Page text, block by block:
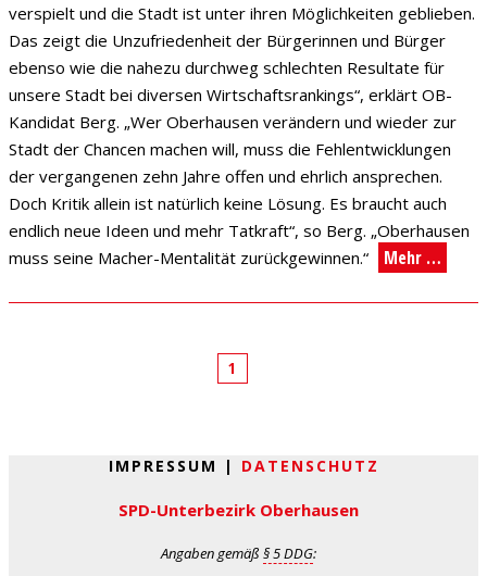
verspielt und die Stadt ist unter ihren Möglichkeiten geblieben.
Das zeigt die Unzufriedenheit der Bürgerinnen und Bürger
ebenso wie die nahezu durchweg schlechten Resultate für
unsere Stadt bei diversen Wirtschaftsrankings“, erklärt OB-
Kandidat Berg. „Wer Oberhausen verändern und wieder zur
Stadt der Chancen machen will, muss die Fehlentwicklungen
der vergangenen zehn Jahre offen und ehrlich ansprechen.
Doch Kritik allein ist natürlich keine Lösung. Es braucht auch
endlich neue Ideen und mehr Tatkraft“, so Berg. „Oberhausen
muss seine Macher-Mentalität zurückgewinnen.“
Mehr …
1
IMPRESSUM | DATENSCHUTZ
SPD-Unterbezirk Oberhausen
Angaben gemäß § 5 DDG: